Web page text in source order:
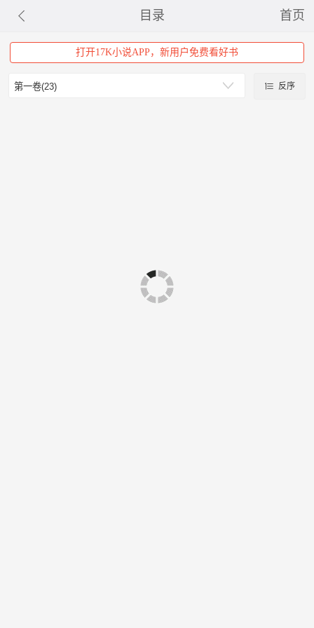
目录 首页
打开17K小说APP，新用户免费看好书
反序